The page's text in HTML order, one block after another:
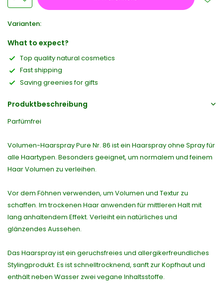
Varianten:
What to expect?
Top quality natural cosmetics
Fast shipping
Saving greenies for gifts
Produktbeschreibung
Parfümfrei
Volumen-Haarspray Pure Nr. 86 ist ein Haarspray ohne Spray für
alle Haartypen. Besonders geeignet, um normalem und feinem
Haar Volumen zu verleihen.
Vor dem Föhnen verwenden, um Volumen und Textur zu
schaffen. Im trockenen Haar anwenden für mittleren Halt mit
lang anhaltendem Effekt. Verleiht ein natürliches und
glänzendes Aussehen.
Das Haarspray ist ein geruchsfreies und allergikerfreundliches
Stylingprodukt. Es ist schnelltrocknend, sanft zur Kopfhaut und
enthält neben Wasser zwei vegane Inhaltsstoffe.